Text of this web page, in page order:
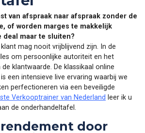
van afspraak naar afspraak zonder de
of worden marges te makkelijk
deal maar te sluiten?
mag nooit vrijblijvend zijn. In de
om persoonlijke autoriteit en het
klantwaarde. De klassikaal online
een intensieve live ervaring waarbij we
perfectioneren via een beveiligde
Verkooptrainer van Nederland leer ik u
de onderhandeltafel.
door